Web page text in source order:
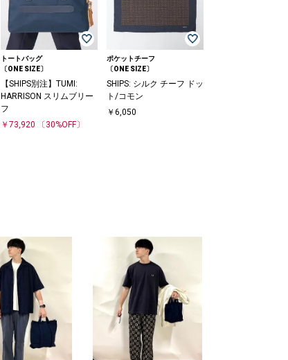
トートバッグ
〔ONE SIZE〕
【SHIPS別注】TUMI:
HARRISON スリムブリー
フ
￥73,920
〔30%OFF〕
ポケットチーフ
〔ONE SIZE〕
SHIPS: シルク チーフ ドッ
ト/コモン
￥6,050